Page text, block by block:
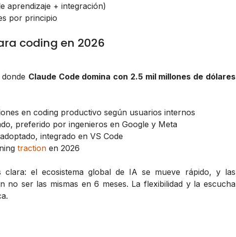
aprendizaje + integración)
por principio
coding en 2026
Claude Code domina con 2.5 mil millones de dólares
en coding productivo según usuarios internos
preferido por ingenieros en Google y Meta
integrado en VS Code
traction en 2026
clara: el ecosistema global de IA se mueve rápido, y las
no ser las mismas en 6 meses. La flexibilidad y la escucha